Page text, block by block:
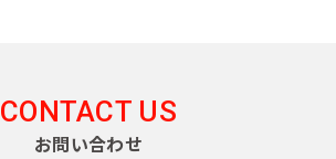
CONTACT US
お問い合わせ